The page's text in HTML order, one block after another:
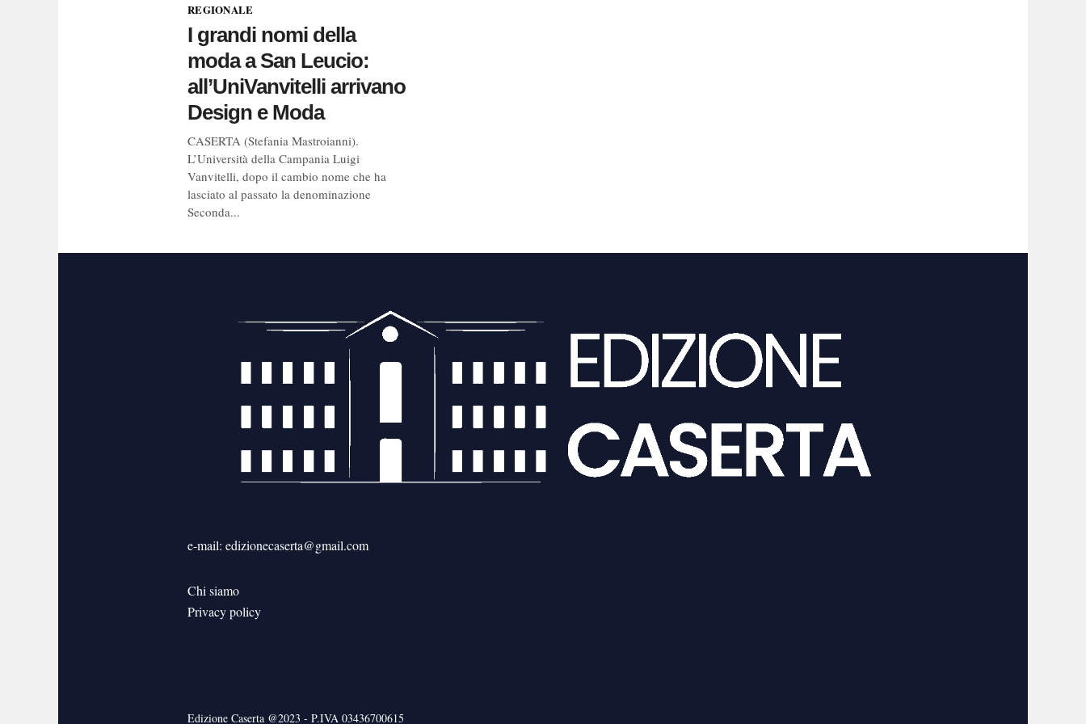
REGIONALE
I grandi nomi della
moda a San Leucio:
all’UniVanvitelli arrivano
Design e Moda
CASERTA (Stefania Mastroianni).
L’Università della Campania Luigi
Vanvitelli, dopo il cambio nome che ha
lasciato al passato la denominazione
Seconda...
e-mail: edizionecaserta@gmail.com
Chi siamo
Privacy policy
Edizione Caserta @2023 - P.IVA 03436700615